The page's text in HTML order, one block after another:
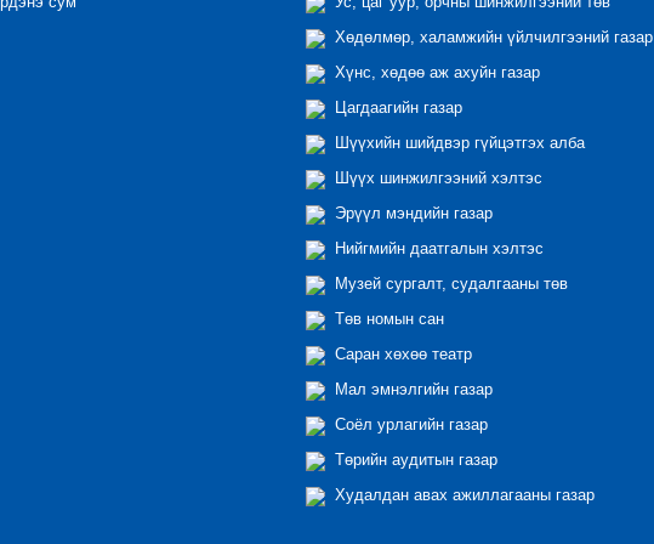
Хөдөлмөр, халамжийн үйлчилгээний газар
Хүнс, хөдөө аж ахуйн газар
Цагдаагийн газар
Шүүхийн шийдвэр гүйцэтгэх алба
Шүүх шинжилгээний хэлтэс
Эрүүл мэндийн газар
Нийгмийн даатгалын хэлтэс
Музей сургалт, судалгааны төв
Төв номын сан
Саран хөхөө театр
Мал эмнэлгийн газар
Соёл урлагийн газар
Төрийн аудитын газар
Худалдан авах ажиллагааны газар